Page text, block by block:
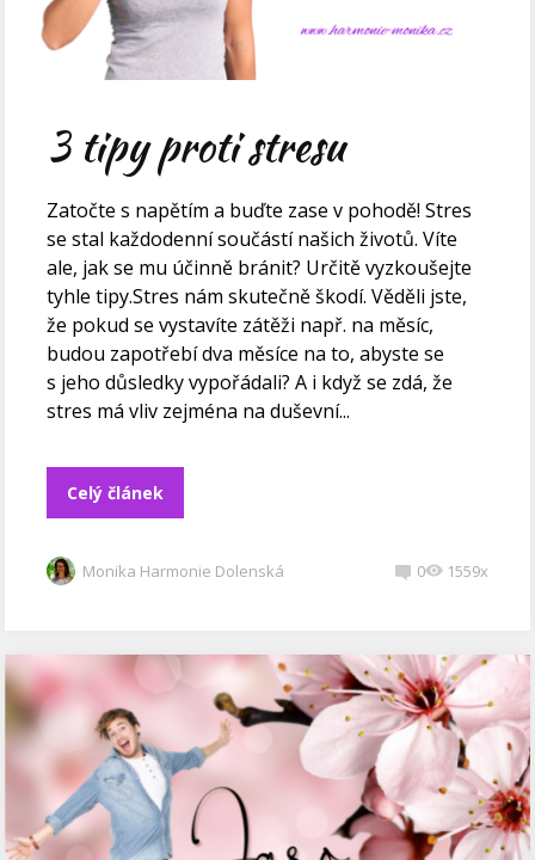
3 tipy proti stresu
Zatočte s napětím a buďte zase v pohodě! Stres
se stal každodenní součástí našich životů. Víte
ale, jak se mu účinně bránit? Určitě vyzkoušejte
tyhle tipy.Stres nám skutečně škodí. Věděli jste,
že pokud se vystavíte zátěži např. na měsíc,
budou zapotřebí dva měsíce na to, abyste se
s jeho důsledky vypořádali? A i když se zdá, že
stres má vliv zejména na duševní...
Celý článek
Monika Harmonie Dolenská 0 1559x